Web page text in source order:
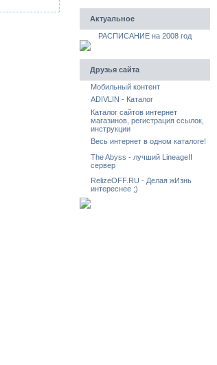
Актуальное
РАСПИСАНИЕ на 2008 год
Друзья сайта
Мобильный контент
ADIVLIN - Каталог
Каталог сайтов интернет
магазинов, регистрация ссылок,
инструкции
Весь интернет в одном каталоге!
The Abyss - лучший LineageII
сервер
RelizeOFF.RU - Делая жИзнь
интереснее ;)